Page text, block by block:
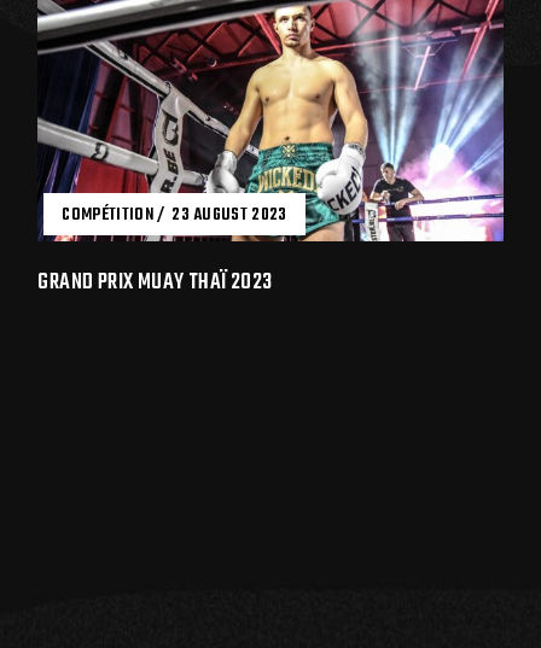
COMPÉTITION 23 AUGUST 2023
GRAND PRIX MUAY THAÏ 2023